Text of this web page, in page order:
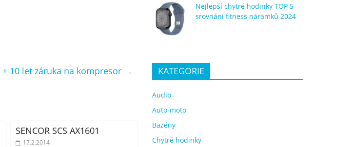
+ 10 let záruka na kompresor →
SENCOR SCS AX1601
17.2.2014
Nejlepší chytré hodinky TOP 5 –
srovnání fitness náramků 2024
KATEGORIE
Audio
Auto-moto
Bazény
Chytré hodinky